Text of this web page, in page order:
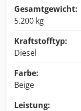
Gesamtgewicht:
5.200 kg
Kraftstofftyp:
Diesel
Farbe:
Beige
Leistung: